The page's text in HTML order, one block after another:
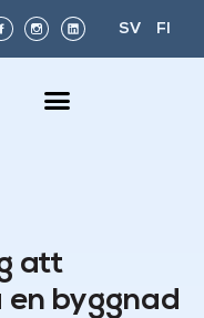
SV FI
att
byggnad